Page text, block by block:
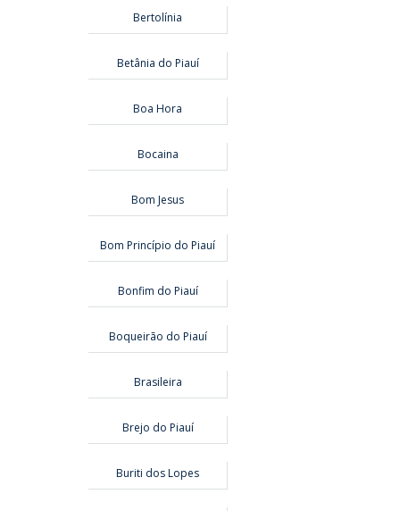
Bertolínia
Betânia do Piauí
Boa Hora
Bocaina
Bom Jesus
Bom Princípio do Piauí
Bonfim do Piauí
Boqueirão do Piauí
Brasileira
Brejo do Piauí
Buriti dos Lopes